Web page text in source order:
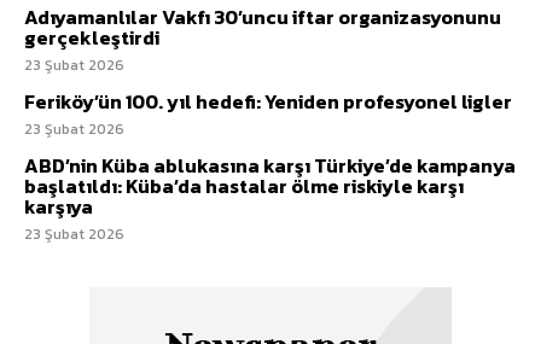
Adıyamanlılar Vakfı 30’uncu iftar organizasyonunu
gerçekleştirdi
23 Şubat 2026
Feriköy’ün 100. yıl hedefi: Yeniden profesyonel ligler
23 Şubat 2026
ABD’nin Küba ablukasına karşı Türkiye’de kampanya
başlatıldı: Küba’da hastalar ölme riskiyle karşı
karşıya
23 Şubat 2026